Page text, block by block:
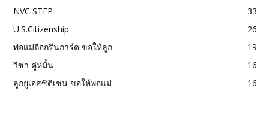
NVC STEP
33
U.S.Citizenship
26
พ่อแม่ถือกรีนการ์ด ขอให้ลูก
19
วีซ่า คู่หมั้น
16
ลูกยูเอสซิติเซ่น ขอให้พ่อแม่
16